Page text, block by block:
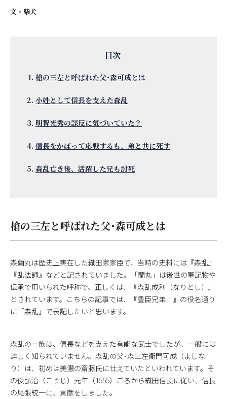
文・ 柴犬
槍の三左と呼ばれた父･森可成とは
小姓として信長を支えた森乱
明智光秀の謀反に気づいていた？
信長をかばって応戦するも、弟と共に死す
森乱亡き後、活躍した兄も討死
槍の三左と呼ばれた父･森可成とは
森蘭丸は歴史上実在した織田家家臣で、当時の史料には『森乱』
『乱法師』などと記されていました。「蘭丸」は後世の軍記物や
伝承で用いられた呼称で、正しくは、『森乱成利（なりとし）』
とされています。こちらの記事では、『豊臣兄弟！』の役名通り
に「森乱」で表記したいと思います。
森乱の一族は、信長などを支えた有能な武士でしたが、一般には
詳しく知られていません。森乱の父･森三左衛門可成（よしな
り）は、初めは美濃の斎藤氏に仕えていたといわれています。そ
の後弘治（こうじ）元年（1555）ごろから織田信長に従い、信長
の尾張統一に、貢献をしました。